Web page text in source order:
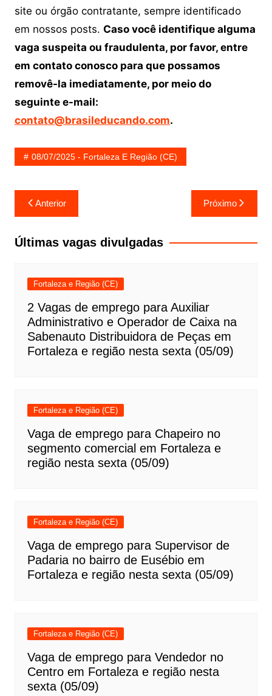
site ou órgão contratante, sempre identificado
em nossos posts. Caso você identifique alguma
vaga suspeita ou fraudulenta, por favor, entre
em contato conosco para que possamos
removê-la imediatamente, por meio do
seguinte e-mail:
contato@brasileducando.com.
08/07/2025 - Fortaleza E Região (CE)
Navegação
de
Post
Anterior Próximo
Últimas vagas divulgadas
Fortaleza e Região (CE)
2 Vagas de emprego para Auxiliar
Administrativo e Operador de Caixa na
Sabenauto Distribuidora de Peças em
Fortaleza e região nesta sexta (05/09)
Fortaleza e Região (CE)
Vaga de emprego para Chapeiro no
segmento comercial em Fortaleza e
região nesta sexta (05/09)
Fortaleza e Região (CE)
Vaga de emprego para Supervisor de
Padaria no bairro de Eusébio em
Fortaleza e região nesta sexta (05/09)
Fortaleza e Região (CE)
Vaga de emprego para Vendedor no
Centro em Fortaleza e região nesta
sexta (05/09)